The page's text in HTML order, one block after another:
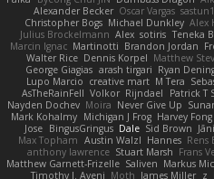
Alexander Becker Oscar Vargas
Christopher Bogs Michael Dunkley Alex
Julius Brockelmann Alex sotiris Teneka
Marcin Ignac Martinotti Brandon Jordan
Walter Rice Dennis Korpel Matthew
George Giagias arash tirgari Ryan
Lupo Marcio creative mart M Tera
AsTheRainFell Volkor Rijndael Patrick T
Nayden Dochev Moira Never Give Up
Mark Kohalmy Michigan J Frog Harvey Fong
Jose BingusGringus Dale Sid Brown
Max Topham Austin Walzl Hannes Rens
anthony lawrence Stuart Marsh Frans
Matthew Garnett-Frizelle Saliven Markus
Timothy J. Aveni Moth James Miller z